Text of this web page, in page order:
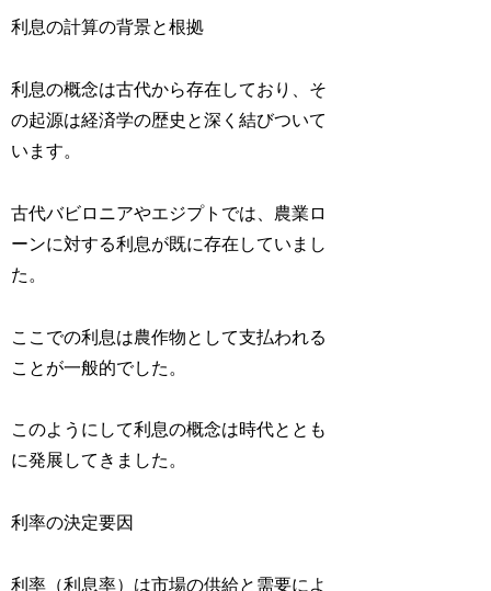
利息の計算の背景と根拠
利息の概念は古代から存在しており、そ
の起源は経済学の歴史と深く結びついて
います。
古代バビロニアやエジプトでは、農業ロ
ーンに対する利息が既に存在していまし
た。
ここでの利息は農作物として支払われる
ことが一般的でした。
このようにして利息の概念は時代ととも
に発展してきました。
利率の決定要因
利率（利息率）は市場の供給と需要によ